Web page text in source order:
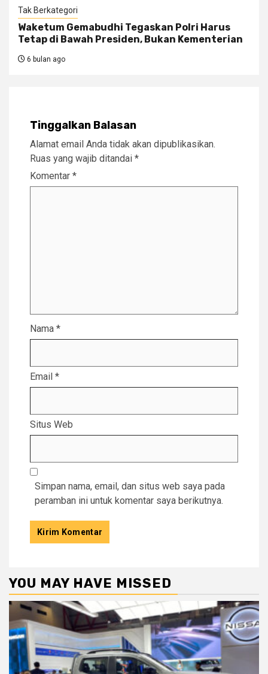
Tak Berkategori
Waketum Gemabudhi Tegaskan Polri Harus
Tetap di Bawah Presiden, Bukan Kementerian
6 bulan ago
Tinggalkan Balasan
Alamat email Anda tidak akan dipublikasikan.
Ruas yang wajib ditandai *
Komentar *
Nama *
Email *
Situs Web
Simpan nama, email, dan situs web saya pada
peramban ini untuk komentar saya berikutnya.
YOU MAY HAVE MISSED